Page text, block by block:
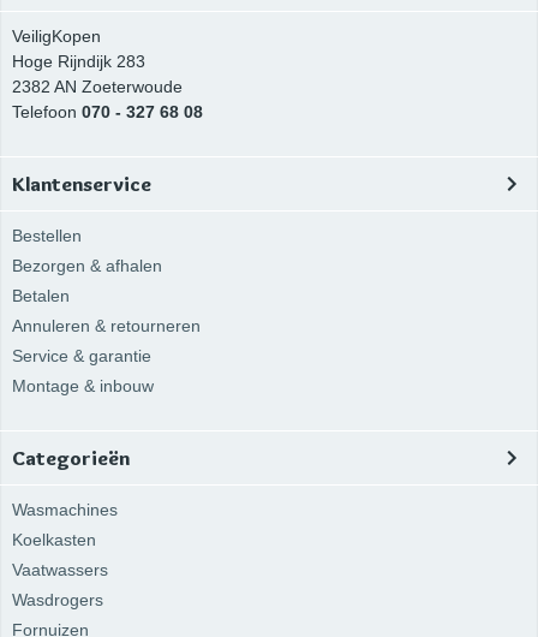
VeiligKopen
Hoge Rijndijk 283
2382 AN Zoeterwoude
Telefoon 070 - 327 68 08
Klantenservice
Bestellen
Bezorgen & afhalen
Betalen
Annuleren & retourneren
Service & garantie
Montage & inbouw
Categorieën
Wasmachines
Koelkasten
Vaatwassers
Wasdrogers
Fornuizen